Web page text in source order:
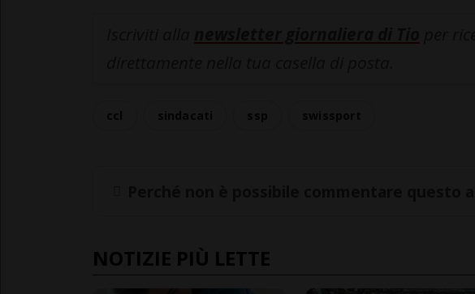
NOTIZIE PIÙ LETTE